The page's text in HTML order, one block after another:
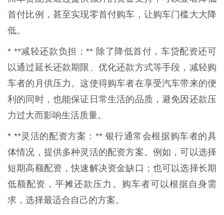
首付比例，甚至实现零首付购车，让购车门槛大大降
低。
* **减轻还款负担：** 除了降低首付，车贷配资还可
以通过延长还款期限、优化还款方式等手段，减轻购
车者的月供压力。这使得购车者在享受汽车带来的便
利的同时，也能保证日常生活的品质，避免因还款压
力过大而影响生活质量。
* **灵活的配资方案：** 银行通常会根据购车者的具
体情况，提供多种灵活的配资方案。例如，可以选择
短期高额配资，快速解决资金缺口；也可以选择长期
低额配资，平摊还款压力。购车者可以根据自身需
求，选择最适合自己的方案。